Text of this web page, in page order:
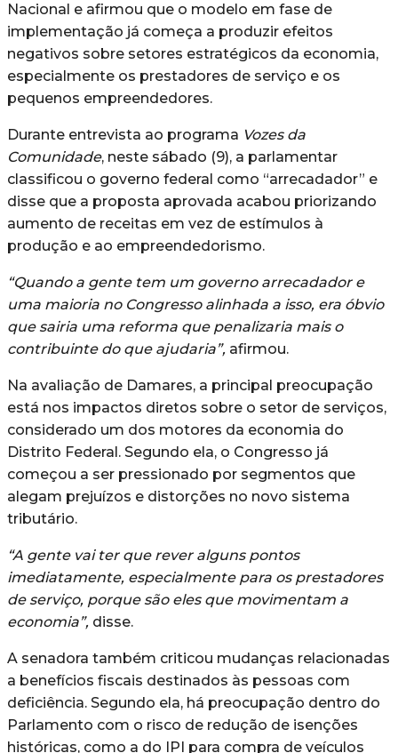
Nacional e afirmou que o modelo em fase de
implementação já começa a produzir efeitos
negativos sobre setores estratégicos da economia,
especialmente os prestadores de serviço e os
pequenos empreendedores.
Durante entrevista ao programa Vozes da
Comunidade, neste sábado (9), a parlamentar
classificou o governo federal como “arrecadador” e
disse que a proposta aprovada acabou priorizando
aumento de receitas em vez de estímulos à
produção e ao empreendedorismo.
“Quando a gente tem um governo arrecadador e
uma maioria no Congresso alinhada a isso, era óbvio
que sairia uma reforma que penalizaria mais o
contribuinte do que ajudaria”, afirmou.
Na avaliação de Damares, a principal preocupação
está nos impactos diretos sobre o setor de serviços,
considerado um dos motores da economia do
Distrito Federal. Segundo ela, o Congresso já
começou a ser pressionado por segmentos que
alegam prejuízos e distorções no novo sistema
tributário.
“A gente vai ter que rever alguns pontos
imediatamente, especialmente para os prestadores
de serviço, porque são eles que movimentam a
economia”, disse.
A senadora também criticou mudanças relacionadas
a benefícios fiscais destinados às pessoas com
deficiência. Segundo ela, há preocupação dentro do
Parlamento com o risco de redução de isenções
históricas, como a do IPI para compra de veículos